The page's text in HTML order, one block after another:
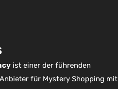
ist einer der führenden
für Mystery Shopping mit